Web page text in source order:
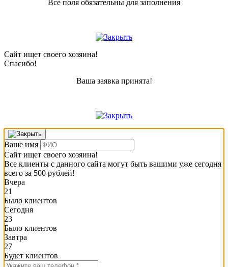
Все поля обязательны для заполнения
Сайт ищет своего хозяина!
Спасибо!
Ваша заявка принята!
Ваше имя
Сайт ищет своего хозяина!
Все клиенты с данного сайта могут быть вашими уже сегодня
всего за 500 рублей!
Вчера
21
Было клиентов
Сегодня
23
Было клиентов
Завтра
27
Будет клиентов